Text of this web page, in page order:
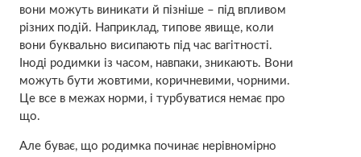
вони можуть виникати й пізніше – під впливом
різних подій. Наприклад, типове явище, коли
вони буквально висипають під час вагітності.
Іноді родимки із часом, навпаки, зникають. Вони
можуть бути жовтими, коричневими, чорними.
Це все в межах норми, і турбуватися немає про
що.
Але буває, що родимка починає нерівномірно